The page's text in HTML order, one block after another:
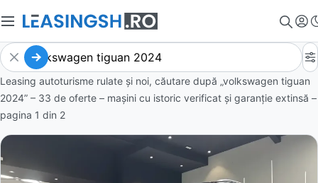
Leasing autoturisme rulate și noi, căutare după „volkswagen tiguan
2024” – 33 de oferte – mașini cu istoric verificat și garanție extinsă –
pagina 1 din 2